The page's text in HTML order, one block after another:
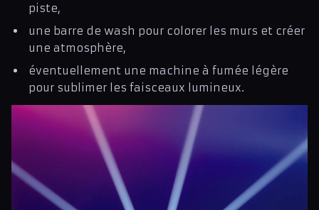
piste,
une barre de wash pour colorer les murs et créer
une atmosphère,
éventuellement une machine à fumée légère
pour sublimer les faisceaux lumineux.